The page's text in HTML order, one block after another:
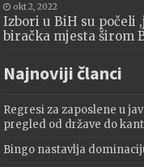
okt 2, 2022
Izbori u BiH su počeli
biračka mjesta širom
Najnoviji članci
Regresi za zaposlene u
pregled od države do
Bingo nastavlja